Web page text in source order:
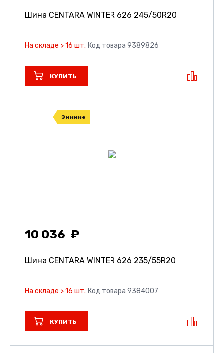
Шина CENTARA WINTER 626 245/50R20
На складе > 16 шт. Код товара 9389826
КУПИТЬ
Зимние
10 036
Шина CENTARA WINTER 626 235/55R20
На складе > 16 шт. Код товара 9384007
КУПИТЬ